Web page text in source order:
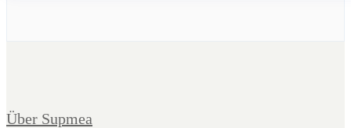
Über Supmea